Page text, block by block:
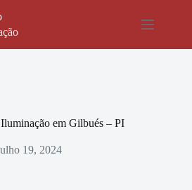
em Gilbués – PI
19, 2024